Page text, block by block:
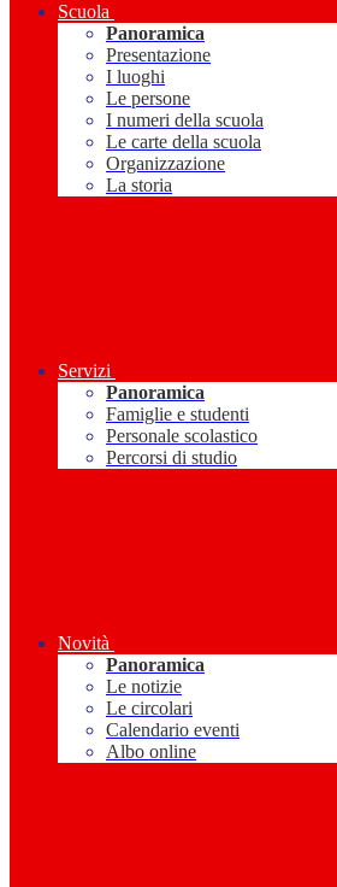
Scuola
Panoramica
Presentazione
I luoghi
Le persone
I numeri della scuola
Le carte della scuola
Organizzazione
La storia
Servizi
Panoramica
Famiglie e studenti
Personale scolastico
Percorsi di studio
Novità
Panoramica
Le notizie
Le circolari
Calendario eventi
Albo online